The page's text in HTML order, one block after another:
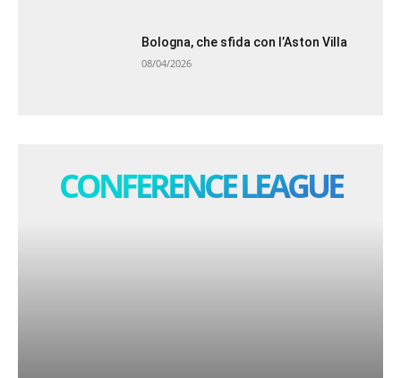
Bologna, che sfida con l’Aston Villa
08/04/2026
CONFERENCE LEAGUE